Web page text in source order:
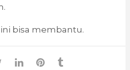
bisa membantu.